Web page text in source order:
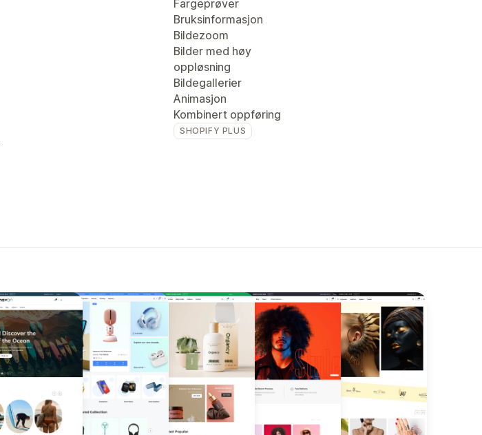
Fargeprøver
Bruksinformasjon
Bildezoom
Bilder med høy
oppløsning
Bildegallerier
Animasjon
Kombinert oppføring
SHOPIFY PLUS